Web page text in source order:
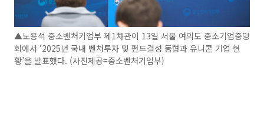
▲노용석 중소벤처기업부 제1차관이 13일 서울 여의도 중소기업중앙
회에서 ‘2025년 국내 벤처투자 및 펀드결성 동형과 유니콘 기업 현
황’을 발표했다. (사진제공=중소벤처기업부)